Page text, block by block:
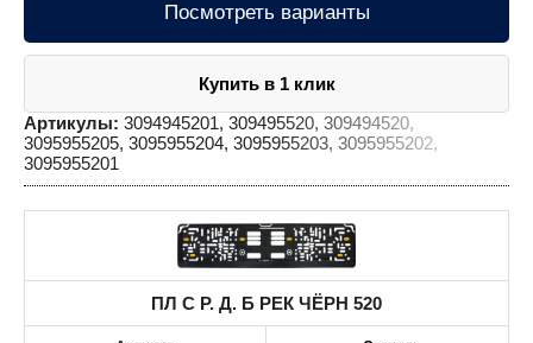
Посмотреть варианты
Купить в 1 клик
Артикулы: 3094945201, 309495520, 309494520,
3095955205, 3095955204, 3095955203, 3095955202,
3095955201
ПЛ С Р. Д. Б РЕК ЧЁРН 520